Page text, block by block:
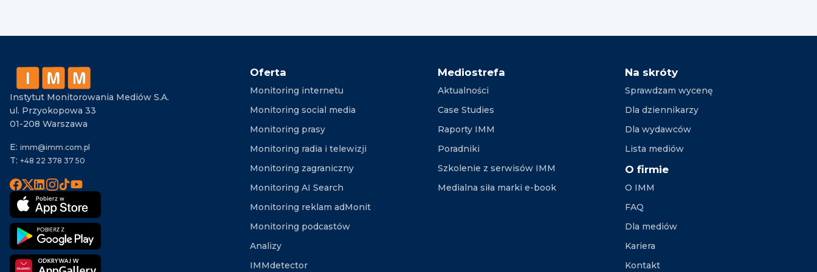
Instytut Monitorowania Mediów S.A.
ul. Przyokopowa 33
01-208 Warszawa
E: imm@imm.com.pl
T: +48 22 378 37 50
Oferta
Monitoring internetu
Monitoring social media
Monitoring prasy
Monitoring radia i telewizji
Monitoring zagraniczny
Monitoring AI Search
Monitoring reklam adMonit
Monitoring podcastów
Analizy
IMMdetector
Mediostrefa
Aktualności
Case Studies
Raporty IMM
Poradniki
Szkolenie z serwisów IMM
Medialna siła marki e-book
Na skróty
Sprawdzam wycenę
Dla dziennikarzy
Dla wydawców
Lista mediów
O firmie
O IMM
FAQ
Dla mediów
Kariera
Kontakt